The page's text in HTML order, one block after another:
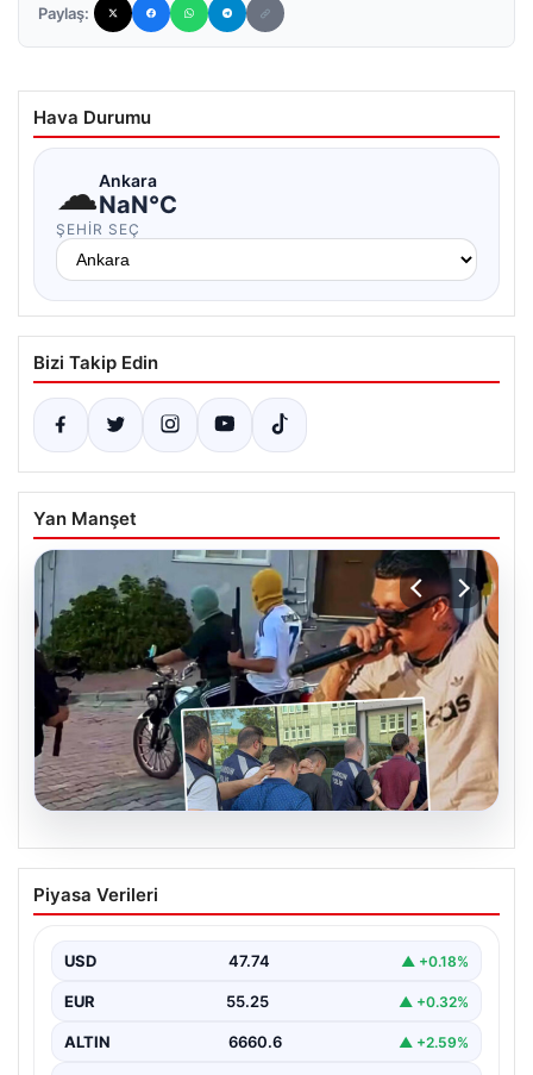
Paylaş:
Hava Durumu
☁Ankara
NaN°C
ŞEHIR SEÇ
Bizi Takip Edin
Yan Manşet
06.08.2026
Rapçi Keskin’in Klipte Silah Kullanımı
Nedeniyle Gözaltına Alınması
rapçi Yüşa Keskin, son yaptığı müzik klibinde…
Piyasa Verileri
USD 47.74 ▲ +0.18%
EUR 55.25 ▲ +0.32%
ALTIN 6660.6 ▲ +2.59%